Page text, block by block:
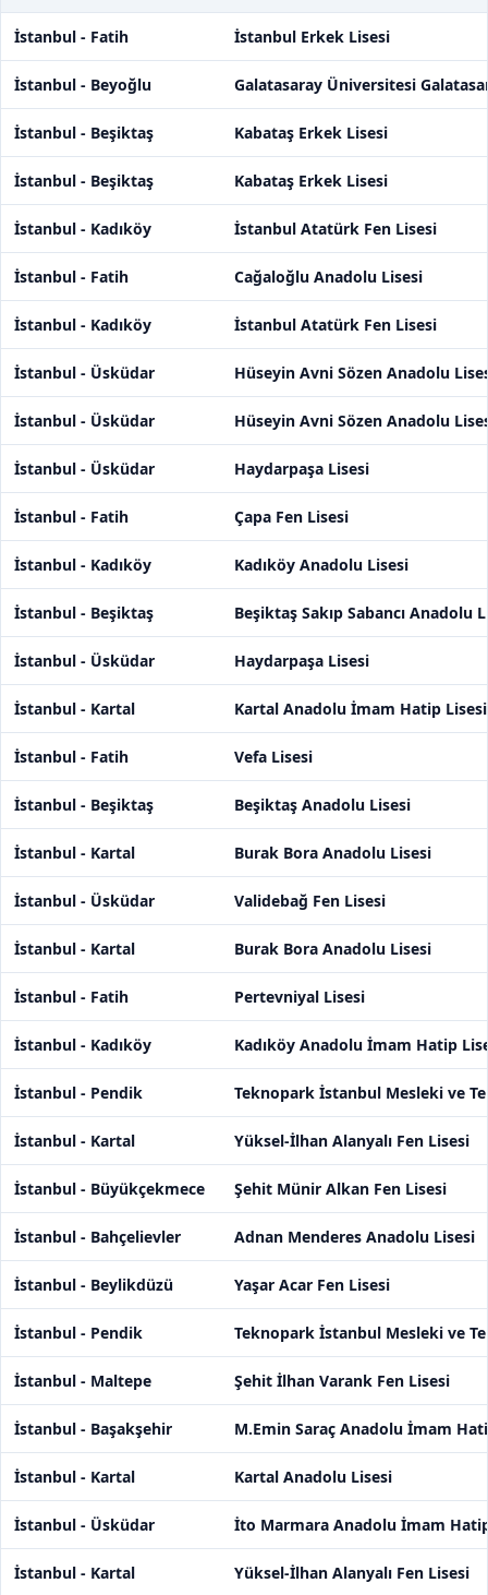
İstanbul - Fatih İstanbul Erkek Lisesi
İstanbul - Beyoğlu Galatasaray Üniversitesi
İstanbul - Beşiktaş Kabataş Erkek Lisesi
İstanbul - Beşiktaş Kabataş Erkek Lisesi
İstanbul - Kadıköy İstanbul Atatürk Fen Lisesi
İstanbul - Fatih Cağaloğlu Anadolu Lisesi
İstanbul - Kadıköy İstanbul Atatürk Fen Lisesi
İstanbul - Üsküdar Hüseyin Avni Sözen Anadolu
İstanbul - Üsküdar Hüseyin Avni Sözen Anadolu
İstanbul - Üsküdar Haydarpaşa Lisesi
İstanbul - Fatih Çapa Fen Lisesi
İstanbul - Kadıköy Kadıköy Anadolu Lisesi
İstanbul - Beşiktaş Beşiktaş Sakıp Sabancı Anadolu
İstanbul - Üsküdar Haydarpaşa Lisesi
İstanbul - Kartal Kartal Anadolu İmam Hatip Lisesi
İstanbul - Fatih Vefa Lisesi
İstanbul - Beşiktaş Beşiktaş Anadolu Lisesi
İstanbul - Kartal Burak Bora Anadolu Lisesi
İstanbul - Üsküdar Validebağ Fen Lisesi
İstanbul - Kartal Burak Bora Anadolu Lisesi
İstanbul - Fatih Pertevniyal Lisesi
İstanbul - Kadıköy Kadıköy Anadolu İmam Hatip
İstanbul - Pendik Teknopark İstanbul Mesleki ve
İstanbul - Kartal Yüksel-İlhan Alanyalı Fen Lisesi
İstanbul - Büyükçekmece Şehit Münir Alkan Fen Lisesi
İstanbul - Bahçelievler Adnan Menderes Anadolu Lisesi
İstanbul - Beylikdüzü Yaşar Acar Fen Lisesi
İstanbul - Pendik Teknopark İstanbul Mesleki ve
İstanbul - Maltepe Şehit İlhan Varank Fen Lisesi
İstanbul - Başakşehir M.Emin Saraç Anadolu İmam
İstanbul - Kartal Kartal Anadolu Lisesi
İstanbul - Üsküdar İto Marmara Anadolu İmam
İstanbul - Kartal Yüksel-İlhan Alanyalı Fen Lisesi